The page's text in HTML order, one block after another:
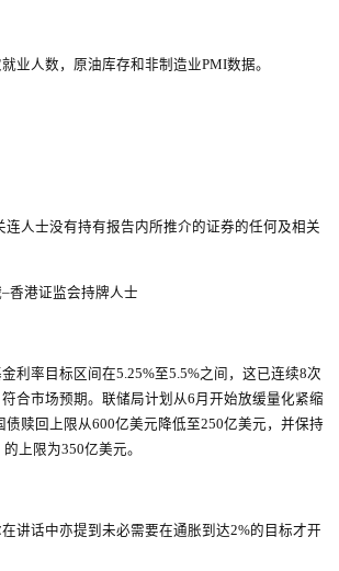
业人数，原油库存和非制造业PMI数据。
连人士没有持有报告内所推介的证券的任何及相关
香港证监会持牌人士
利率目标区间在5.25%至5.5%之间，这已连续8次
合市场预期。联储局计划从6月开始放缓量化紧缩
债赎回上限从600亿美元降低至250亿美元，并保持
上限为350亿美元。
讲话中亦提到未必需要在通胀到达2%的目标才开